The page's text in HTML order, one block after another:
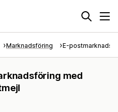
Marknadsföring E-
med